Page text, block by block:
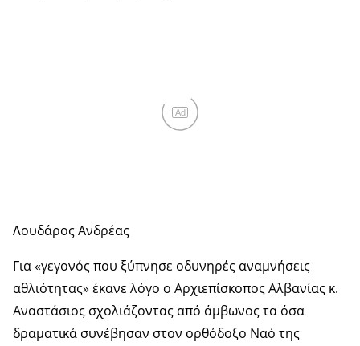
Ad
Λουδάρος Ανδρέας
Για «γεγονός που ξύπνησε οδυνηρές αναμνήσεις
αθλιότητας» έκανε λόγο ο Αρχιεπίσκοπος Αλβανίας κ.
Αναστάσιος σχολιάζοντας από άμβωνος τα όσα
δραματικά συνέβησαν στον ορθόδοξο Ναό της